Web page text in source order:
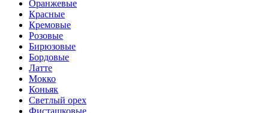
Оранжевые
Красные
Кремовые
Розовые
Бирюзовые
Бордовые
Латте
Мокко
Коньяк
Светлый орех
Фисташковые